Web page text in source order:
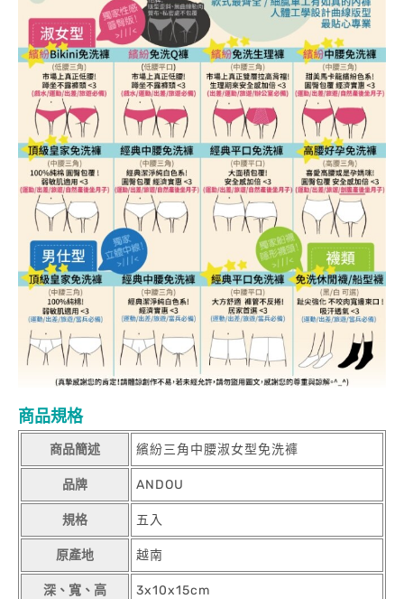
商品規格
商品簡述 繽紛三角中腰淑女型免洗褲
品牌 ANDOU
規格 五入
原產地 越南
深、寬、高 3x10x15cm